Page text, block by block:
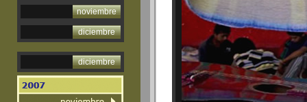
noviembre
diciembre
diciembre